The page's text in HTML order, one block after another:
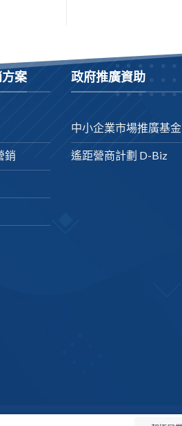
案
銷
政府推廣資助
中小企業市場推廣基金
遙距營商計劃 D-Biz